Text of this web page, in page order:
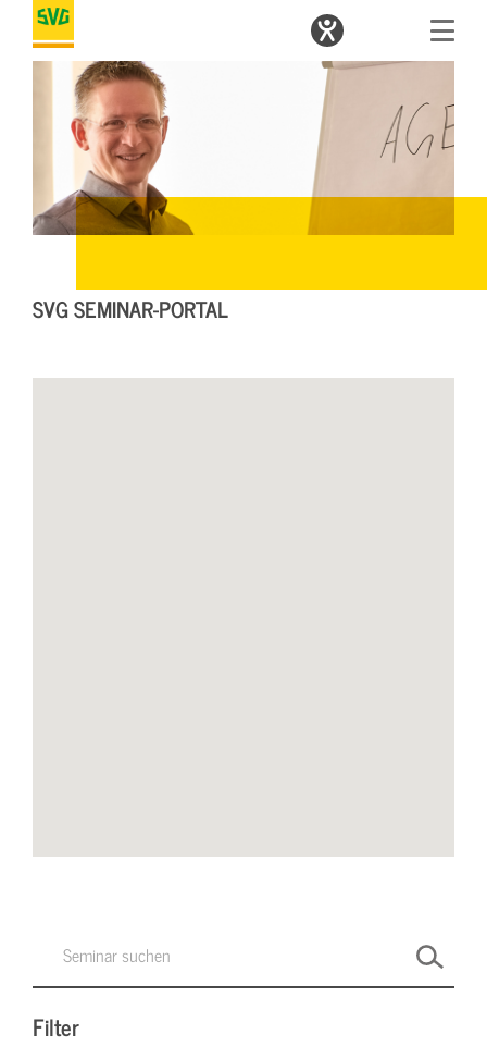
SVG SEMINAR-PORTAL
Filter